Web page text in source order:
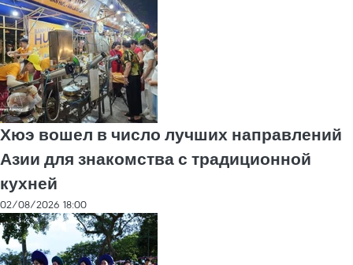
Хюэ вошел в число лучших направлений
Азии для знакомства с традиционной
кухней
02/08/2026 18:00